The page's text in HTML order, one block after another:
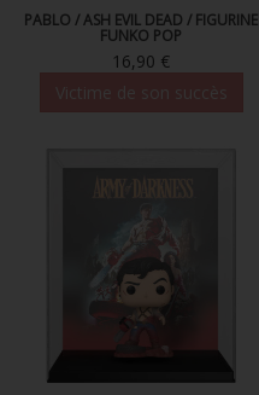
PABLO / ASH EVIL DEAD / FIGURINE
FUNKO POP
16,90 €